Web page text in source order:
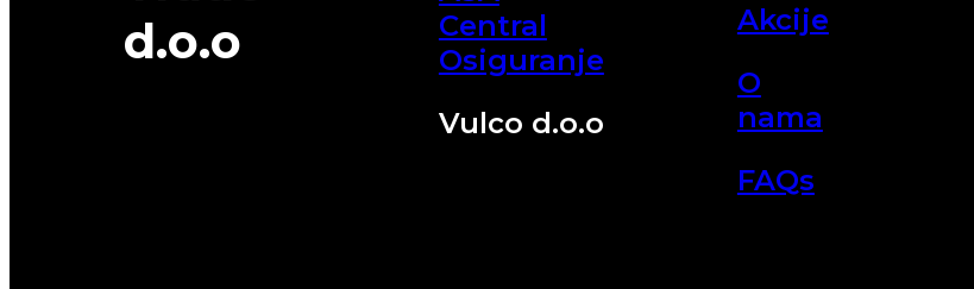
d.o.o
Central
Osiguranje
Vulco d.o.o
Akcije
O
nama
FAQs